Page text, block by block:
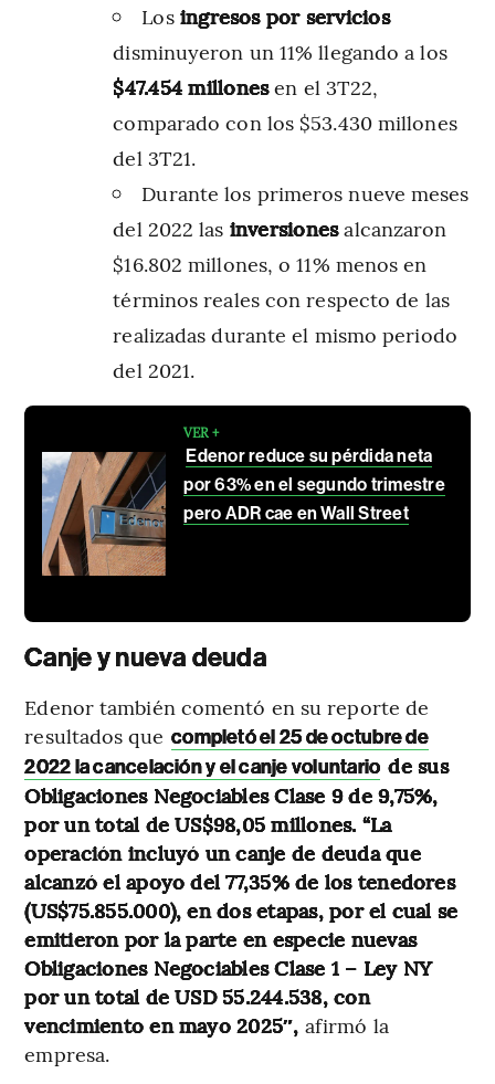
Los ingresos por servicios
disminuyeron un 11% llegando a los
$47.454 millonesen el 3T22,
comparado con los $53.430 millones
del 3T21.
Durante los primeros nueve meses
del 2022 las inversionesalcanzaron
$16.802 millones, o 11% menos en
términos reales con respecto de las
realizadas durante el mismo periodo
del 2021.
VER +
Edenor reduce su pérdida neta
por 63% en el segundo trimestre
pero ADR cae en Wall Street
Canje y nueva deuda
Edenor también comentó en su reporte de
resultados que completó el 25 de octubre de
2022 la cancelación y el canje voluntario de sus
Obligaciones Negociables Clase 9 de 9,75%,
por un total de US$98,05 millones. “La
operación incluyó un canje de deuda que
alcanzó el apoyo del 77,35% de los tenedores
(US$75.855.000), en dos etapas, por el cual se
emitieron por la parte en especie nuevas
Obligaciones Negociables Clase 1 – Ley NY
por un total de USD 55.244.538, con
vencimiento en mayo 2025″, afirmó la
empresa.